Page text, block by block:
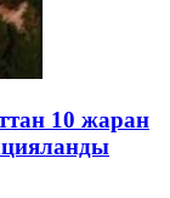
10 жаран